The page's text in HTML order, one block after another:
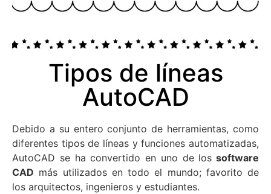
Tipos de líneas
AutoCAD
Debido a su entero conjunto de herramientas, como
diferentes tipos de líneas y funciones automatizadas,
AutoCAD se ha convertido en uno de los software
CAD más utilizados en todo el mundo; favorito de
los arquitectos, ingenieros y estudiantes.